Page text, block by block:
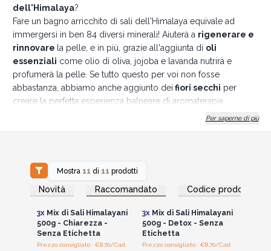
dell'Himalaya?
Fare un bagno arricchito di sali dell'Himalaya equivale ad
immergersi in ben 84 diversi minerali! Aiuterà a rigenerare e
rinnovare la pelle, e in più, grazie all'aggiunta di oli
essenziali come olio di oliva, jojoba e lavanda nutrirà e
profumerà la pelle. Se tutto questo per voi non fosse
abbastanza, abbiamo anche aggiunto dei fiori secchi per
creare la perfetta esperienza balneare di aromaterapia.
ti permetterà di
questo sale dell'Himalaya personalizzato non solo metterà in
mostra il tuo marchio, ma offrirà ai tuoi clienti un'esperienza
eccezionale.
Acquistata i sali himalayani per aiutare i tuoi clienti a
rilassare il corpo, energizzare e liberare la mente.
Per saperne di più
Mostra 11 di 11 prodotti
Novità Raccomandato Codice prodotto
Accedi per vedere
i prezzi all'ingrosso
3xMix di Sali Himalayani
500g - Chiarezza -
Senza Etichetta
Prezzo consigliato : €8.70/Cad.
Accedi per vedere
i prezzi all'ingrosso
3xMix di Sali Himalayani
500g - Detox - Senza
Etichetta
Prezzo consigliato : €8.70/Cad.